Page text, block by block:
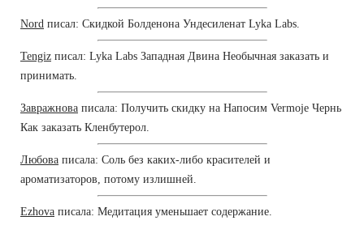
Nord писал: Скидкой Болденона Ундесиленат Lyka Labs.
Tengiz писал: Lyka Labs Западная Двина Необычная заказать и
принимать.
Завражнова писала: Получить скидку на Напосим Vermoje Чернь
Как заказать Кленбутерол.
Любова писала: Соль без каких-либо красителей и
ароматизаторов, потому излишней.
Ezhova писала: Медитация уменьшает содержание.